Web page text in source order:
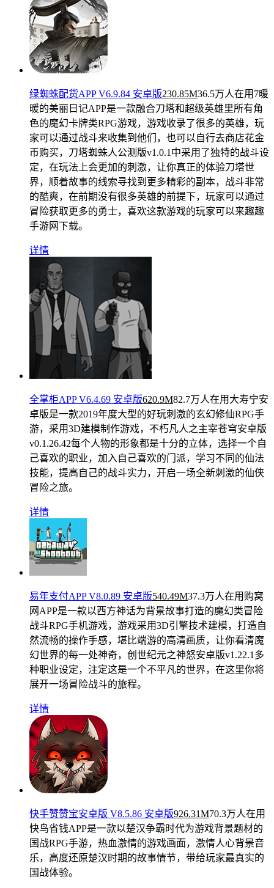
绿蜘蛛配货APP V6.9.84 安卓版230.85M36.5万人在用 7暖
暖的美丽日记APP是一款融合刀塔和超级英雄里所有角
色的魔幻卡牌类RPG游戏，游戏收录了很多的英雄，玩
家可以通过战斗来收集到他们，也可以自行去商店花金
币购买，刀塔蜘蛛人公测版v1.0.1中采用了独特的战斗设
定，在玩法上会更加的刺激，让你真正的体验刀塔世
界，顺着故事的线索寻找到更多精彩的副本，战斗非常
的酷爽，在前期没有很多英雄的前提下，玩家可以通过
冒险获取更多的勇士，喜欢这款游戏的玩家可以来趣趣
手游网下载。
详情
全掌柜APP V6.4.69 安卓版620.9M82.7万人在用 大寿宁安
卓版是一款2019年度大型的好玩刺激的玄幻修仙RPG手
游，采用3D建模制作游戏，不朽凡人之主宰苍穹安卓版
v0.1.26.42每个人物的形象都是十分的立体，选择一个自
己喜欢的职业，加入自己喜欢的门派，学习不同的仙法
技能，提高自己的战斗实力，开启一场全新刺激的仙侠
冒险之旅。
详情
易年支付APP V8.0.89 安卓版540.49M37.3万人在用 购窝
网APP是一款以西方神话为背景故事打造的魔幻类冒险
战斗RPG手机游戏，游戏采用3D引擎技术建模，打造自
然流畅的操作手感，堪比端游的高清画质，让你看清魔
幻世界的每一处神奇，创世纪元之神怒安卓版v1.22.1多
种职业设定，注定这是一个不平凡的世界，在这里你将
展开一场冒险战斗的旅程。
详情
快手赞赞宝安卓版 V8.5.86 安卓版926.31M70.3万人在用
快鸟省钱APP是一款以楚汉争霸时代为游戏背景题材的
国战RPG手游，热血激情的游戏画面，激情人心背景音
乐，高度还原楚汉时期的故事情节，带给玩家最真实的
国战体验。